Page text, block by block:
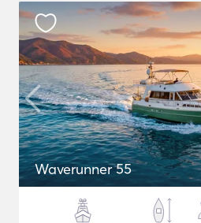
Waverunner 55